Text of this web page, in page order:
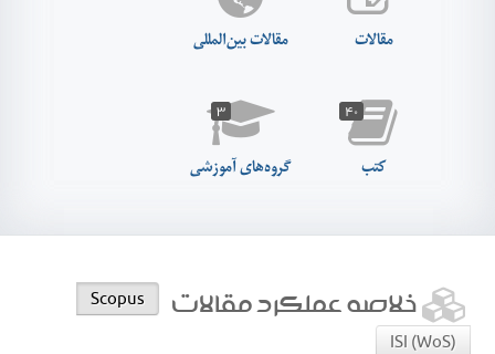
مقالات مقالات بین‌المللی
۴۰
کتب
۳
گروه‌های آموزشی
خلاصه عملکرد مقالات Scopus
ISI (WoS)